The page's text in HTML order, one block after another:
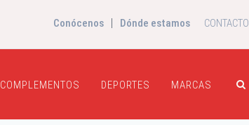
Conócenos | Dónde estamos CONTACTO
COMPLEMENTOS DEPORTES MARCAS